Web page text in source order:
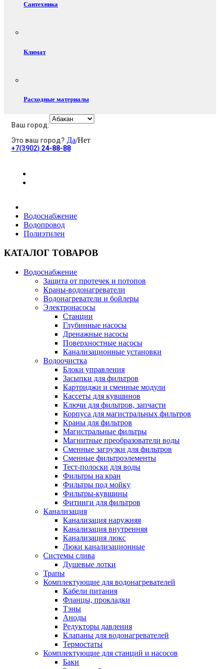
Сантехника
Климат
Расходные материалы
Электротовары
Строительные товары
Все для бани
Полезные статьи
Новости и Акции
Оплата и доставка
Сервис-центр
Адреса Сервис-центров
Условия возврата товара
Обмен и возврат товара
Вакансии
Ваш город:
Это ваш город? Да/Нет
+7(3902) 24-88-88
Водоснабжение
Водопровод
Полиэтилен
КАТАЛОГ ТОВАРОВ
Водоснабжение
Защита от протечек и потопов
Краны-водонагреватели
Водонагреватели и бойлеры
Электронасосы
Станции
Глубинные насосы
Дренажные насосы
Поверхностные насосы
Канализационные установки
Водоочистка
Блоки управления
Засыпки для фильтров
Картриджи и сменные модули
Кассеты для кувшинов
Ключи для фильтров, запчасти
Корпуса для магистральных фильтров
Краны для фильтров
Магистральные фильтры
Магнитные преобразователи воды
Сменные загрузки для фильтров
Сменные фильтроэлементы
Тест-полоски для воды
Фильтры на кран
Фильтры под мойку
Фильтры-кувшины
Фитинги для фильтров
Канализация
Канализация наружняя
Канализация внутренняя
Канализация люкс
Люки канализационные
Системы слива
Душевые лотки
Трапы
Комплектующие для водонагревателей
Кабели питания
Фланцы, прокладки
Тэны
Аноды
Редукторы давления
Клапаны для водонагревателей
Термостаты
Комплектующие для станций и насосов
Баки